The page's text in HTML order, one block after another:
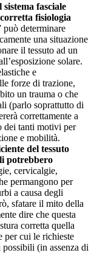
sistema fasciale
fisiologia
può determinare
una situazione
il tessuto ad un
solare.
e
forze di trazione,
un trauma o che
(parlo soprattutto di
correttamente a
dei tanti motivi per
e mobilità.
del tessuto
potrebbero
cervicalgie,
permangono per
a causa degli
sfatare il mito della
dire che questa
corretta quella
per cui le richieste
(in assenza di